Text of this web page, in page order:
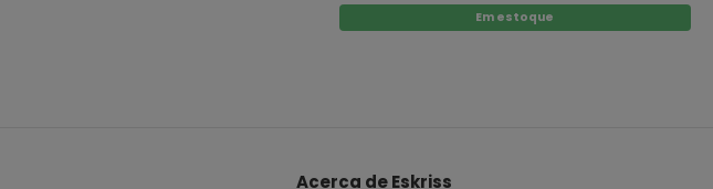
Em estoque
Acerca de Eskriss